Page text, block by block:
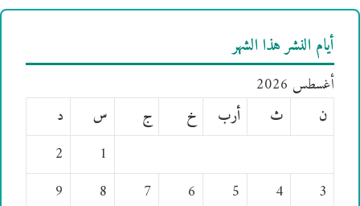
أيام النشر هذا الشهر
أغسطس 2026
ن
ث أرب خ ج س
د
1
2
3
4
5
6
7
8
9